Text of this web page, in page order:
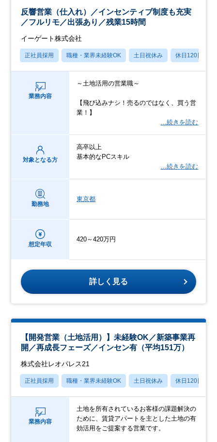
反響営業（仕入れ）／インセンティブ制度も充実
／フルリモ／出張あり／残業15時間
イーゲート株式会社
正社員採用 職種・業界未経験OK 土日祝休み 休日120日以上
業務内容
～土地活用の営業職～
【飛び込みナシ！売るのではなく、買う営
業！】
…続きを読む
対象となる方
高卒以上
基本的なPCスキル
…続きを読む
勤務地
東京都
想定年収
420～420万円
詳しく見る
【開発営業（土地活用）】未経験OK／新築事業再
開／再成長フェーズ／インセン有（平均151万）
株式会社レオパレス21
正社員採用 職種・業界未経験OK 土日祝休み 休日120日以上
業務内容
土地を所有されているお客様の課題解決の
ために、賃貸アパートを主とした土地の有
効活用をご提案する営業です。